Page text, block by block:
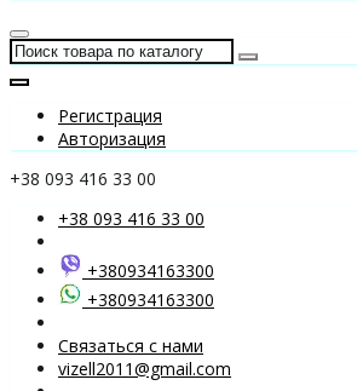
Регистрация
Авторизация
+38 093 416 33 00
+38 093 416 33 00
+380934163300
+380934163300
Связаться с нами
vizell2011@gmail.com